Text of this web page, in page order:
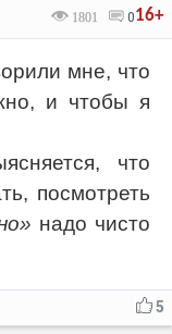
16+
1801 0
мне, что
и чтобы я
что
посмотреть
надо чисто
5